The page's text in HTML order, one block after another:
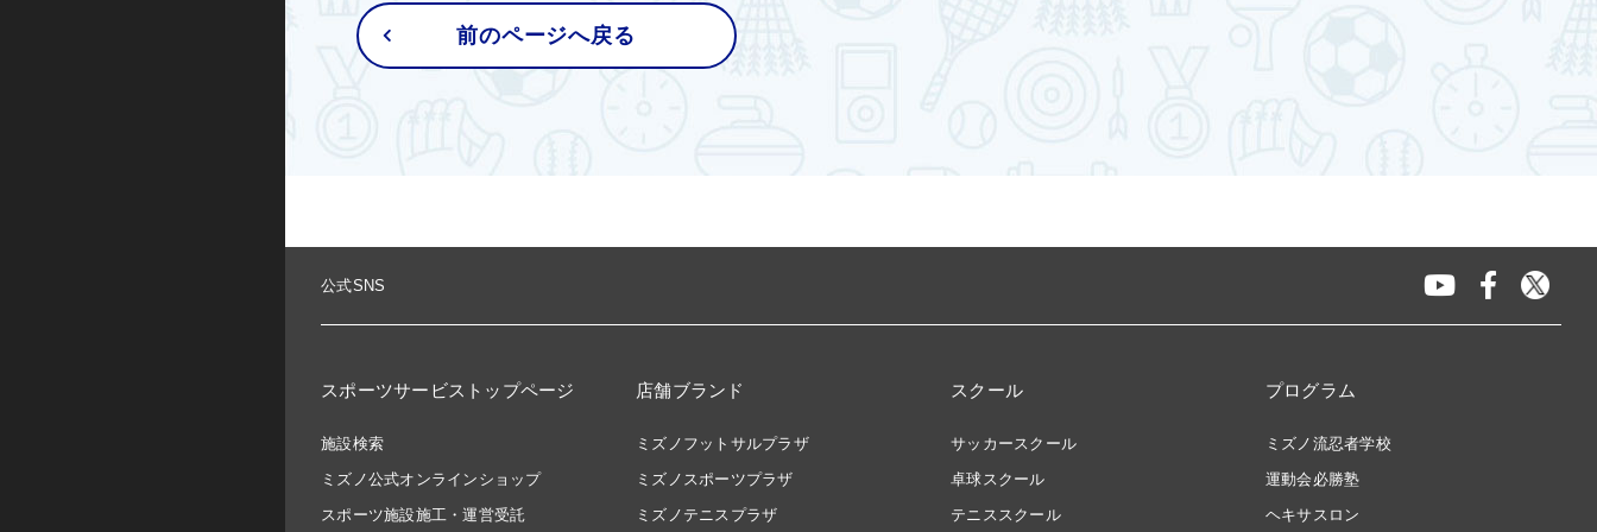
前のページへ戻る
公式SNS
スポーツサービストップページ
施設検索
ミズノ公式オンラインショップ
スポーツ施設施工・運営受託
店舗ブランド
ミズノフットサルプラザ
ミズノスポーツプラザ
ミズノテニスプラザ
スクール
サッカースクール
卓球スクール
テニススクール
プログラム
ミズノ流忍者学校
運動会必勝塾
ヘキサスロン